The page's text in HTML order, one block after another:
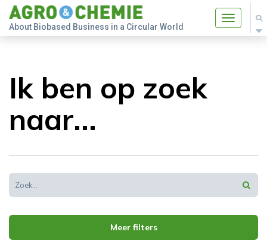
Toggle
About Biobased Business in a Circular World
Ik ben op zoek
naar...
Meer filters